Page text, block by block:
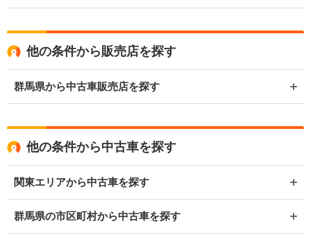
他の条件から販売店を探す
群馬県から中古車販売店を探す
他の条件から中古車を探す
関東エリアから中古車を探す
群馬県の市区町村から中古車を探す